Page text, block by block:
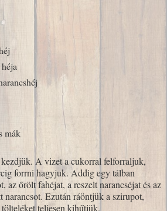
mák
A vizet a cukorral felforraljuk,
forrni hagyjuk. Addig egy tálban
az őrölt fahéjat, a reszelt narancséjat és az
narancsot. Ezután ráöntjük a szirupot,
teljesen kihűtjük.